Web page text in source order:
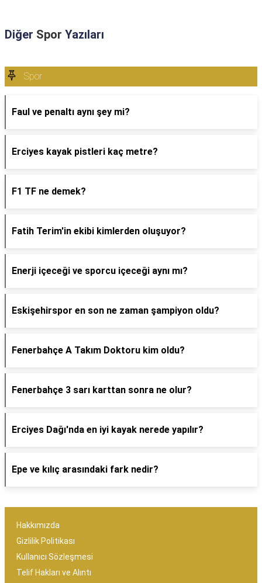
Diğer Spor Yazıları
Spor
Faul ve penaltı aynı şey mi?
Erciyes kayak pistleri kaç metre?
F1 TF ne demek?
Fatih Terim'in ekibi kimlerden oluşuyor?
Enerji içeceği ve sporcu içeceği aynı mı?
Eskişehirspor en son ne zaman şampiyon oldu?
Fenerbahçe A Takım Doktoru kim oldu?
Fenerbahçe 3 sarı karttan sonra ne olur?
Erciyes Dağı'nda en iyi kayak nerede yapılır?
Epe ve kılıç arasındaki fark nedir?
Hakkımızda
Gizlilik Politikası
Kullanıcı Sözleşmesi
Telif Hakları ve Alıntı